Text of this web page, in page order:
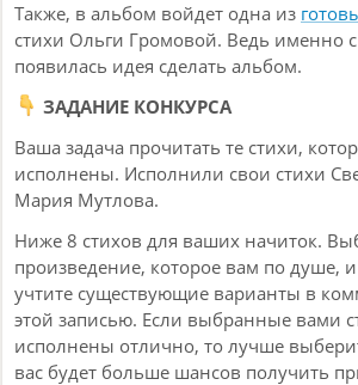
Также, в альбом войдет одна из
стихи Ольги Громовой. Ведь именно с
появилась идея сделать альбом.
ЗАДАНИЕ КОНКУРСА
Ваша задача прочитать те стихи,
исполнены. Исполнили свои стихи
Мария Мутлова.
Ниже 8 стихов для ваших начиток.
произведение, которое вам по душе,
учтите существующие варианты в
этой записью. Если выбранные вами
исполнены отлично, то лучше
вас будет больше шансов получить